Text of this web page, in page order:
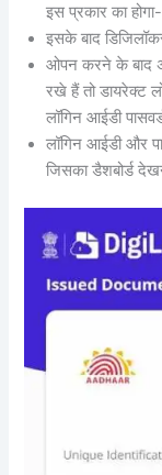
इस प्रकार का होगा-
इसके बाद
ओपन करने के बाद
रखे हैं तो डायरेक्ट
लॉगिन आईडी
लॉगिन आईडी और
जिसका डैशबोर्ड